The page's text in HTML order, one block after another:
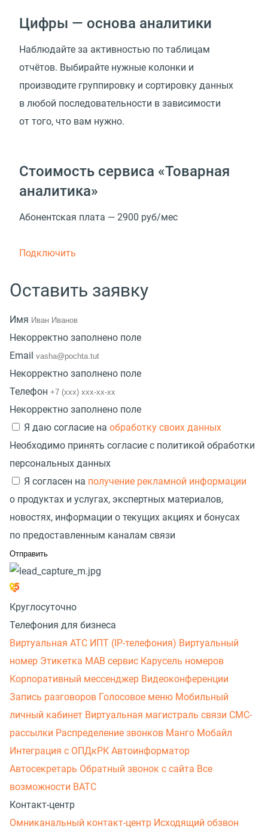
Цифры — основа аналитики
Наблюдайте за активностью по таблицам
отчётов. Выбирайте нужные колонки и
производите группировку и сортировку данных
в любой последовательности в зависимости
от того, что вам нужно.
Стоимость сервиса «Товарная
аналитика»
Абонентская плата — 2900 руб/мес
Подключить
Оставить заявку
Имя
Некорректно заполнено поле
Email
Некорректно заполнено поле
Телефон
Некорректно заполнено поле
Я даю согласие на обработку своих данных
Необходимо принять согласие с политикой обработки
персональных данных
Я согласен на получение рекламной информации
о продуктах и услугах, экспертных материалов,
новостях, информации о текущих акциях и бонусах
по предоставленным каналам связи
Круглосуточно
Телефония для бизнеса
Виртуальная АТС ИПТ (IP-телефония) Виртуальный
номер Этикетка МАВ сервис Карусель номеров
Корпоративный мессенджер Видеоконференции
Запись разговоров Голосовое меню Мобильный
личный кабинет Виртуальная магистраль связи СМС-
рассылки Распределение звонков Манго Мобайл
Интеграция с ОПДкРК Автоинформатор
Автосекретарь Обратный звонок с сайта Все
возможности ВАТС
Контакт-центр
Омниканальный контакт-центр Исходящий обзвон